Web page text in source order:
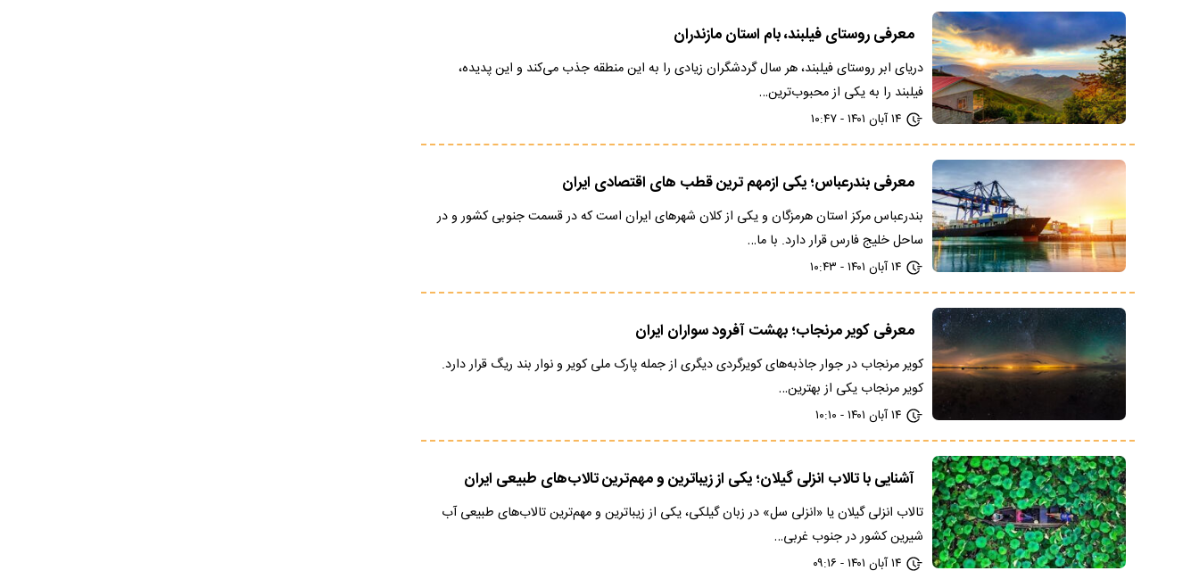
معرفی روستای فیلبند، بام استان مازندران
دریای ابر روستای فیلبند، هر سال گردشگران زیادی را به این منطقه جذب می‌کند و این پدیده،
فیلبند را به یکی از محبوب‌ترین…
۱۴ آبان ۱۴۰۱ - ۱۰:۴۷
معرفی بندرعباس؛ یکی ازمهم ترین قطب های اقتصادی ایران
بندرعباس مرکز استان هرمزگان و یکی از کلان شهرهای ایران است که در قسمت جنوبی کشور و در
ساحل خلیج فارس قرار دارد. با ما…
۱۴ آبان ۱۴۰۱ - ۱۰:۴۳
معرفی کویر مرنجاب؛ بهشت آفرود سواران ایران
کویر مرنجاب در جوار جاذبه‌های کویرگردی دیگری از جمله پارک ملی کویر و نوار بند ریگ قرار دارد.
کویر مرنجاب یکی از بهترین…
۱۴ آبان ۱۴۰۱ - ۱۰:۱۰
آشنایی با تالاب انزلی گیلان؛ یکی از زیباترین و مهم‌ترین تالاب‎‌های طبیعی ایران
تالاب انزلی گیلان یا «انزلی سل» در زبان گیلکی، یکی از زیباترین و مهم‌ترین تالاب‎‌های طبیعی آب
شیرین کشور در جنوب غربی…
۱۴ آبان ۱۴۰۱ - ۰۹:۱۶